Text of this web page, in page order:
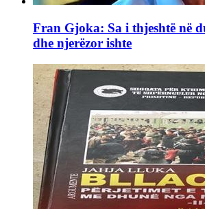
Fran Gjoka: Sa i thjeshtë në
dhe njerëzor ishte